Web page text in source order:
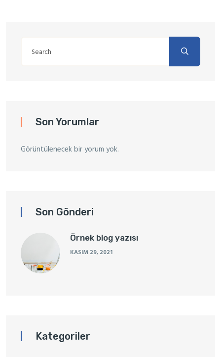
Son Yorumlar
Görüntülenecek bir yorum yok.
Son Gönderi
Örnek blog yazısı
KASIM 29, 2021
Kategoriler